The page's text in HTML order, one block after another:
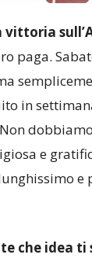
vittoria
paga.
in
e
e
che idea ti